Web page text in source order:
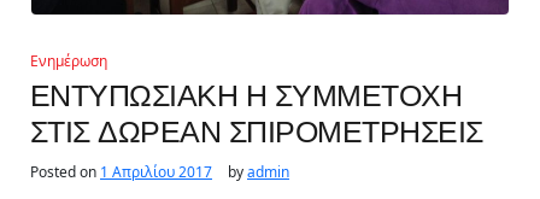
Ενημέρωση
ΕΝΤΥΠΩΣΙΑΚΗ Η ΣΥΜΜΕΤΟΧΗ
ΣΤΙΣ ΔΩΡΕΑΝ ΣΠΙΡΟΜΕΤΡΗΣΕΙΣ
Posted on 1 Απριλίου 2017 byadmin